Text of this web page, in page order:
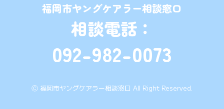
福岡市ヤングケアラー相談窓口
相談電話：
092-982-0073
Ⓒ 福岡市ヤングケアラー相談窓口 All Right Reserved.